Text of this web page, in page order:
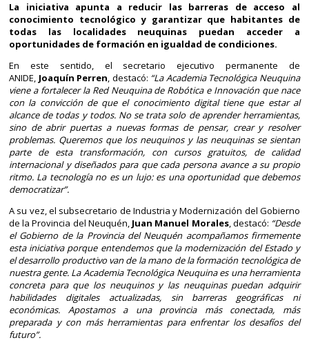
La iniciativa apunta a reducir las barreras de acceso al
conocimiento tecnológico y garantizar que habitantes de
todas las localidades neuquinas puedan acceder a
oportunidades de formación en igualdad de condiciones.
En este sentido, el secretario ejecutivo permanente de
ANIDE, Joaquín Perren, destacó: “La Academia Tecnológica Neuquina
viene a fortalecer la Red Neuquina de Robótica e Innovación que nace
con la convicción de que el conocimiento digital tiene que estar al
alcance de todas y todos. No se trata solo de aprender herramientas,
sino de abrir puertas a nuevas formas de pensar, crear y resolver
problemas. Queremos que los neuquinos y las neuquinas se sientan
parte de esta transformación, con cursos gratuitos, de calidad
internacional y diseñados para que cada persona avance a su propio
ritmo. La tecnología no es un lujo: es una oportunidad que debemos
democratizar”.
A su vez, el subsecretario de Industria y Modernización del Gobierno
de la Provincia del Neuquén, Juan Manuel Morales, destacó: “Desde
el Gobierno de la Provincia del Neuquén acompañamos firmemente
esta iniciativa porque entendemos que la modernización del Estado y
el desarrollo productivo van de la mano de la formación tecnológica de
nuestra gente. La Academia Tecnológica Neuquina es una herramienta
concreta para que los neuquinos y las neuquinas puedan adquirir
habilidades digitales actualizadas, sin barreras geográficas ni
económicas. Apostamos a una provincia más conectada, más
preparada y con más herramientas para enfrentar los desafíos del
futuro”.